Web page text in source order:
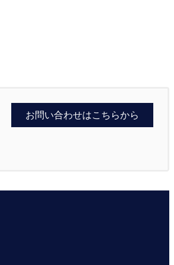
お問い合わせはこちらから